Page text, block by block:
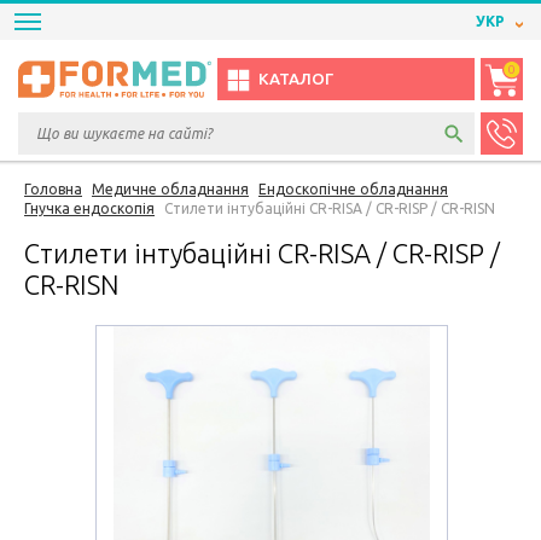
УКР
КАТАЛОГ
0
Головна Медичне обладнання
Ендоскопічне обладнання
Гнучка ендоскопія
Cтилети інтубаційні CR-RISA / CR-RISP / CR-RISN
Cтилети інтубаційні CR-RISA / CR-RISP /
CR-RISN